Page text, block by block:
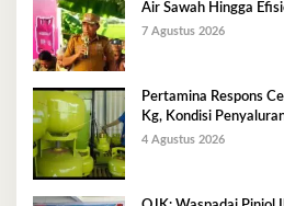
Air Sawah Hingga
Kg
7 Agustus 2026
Pertamina Respons
Kg, Kondisi
Berlangsung Kondusif
4 Agustus 2026